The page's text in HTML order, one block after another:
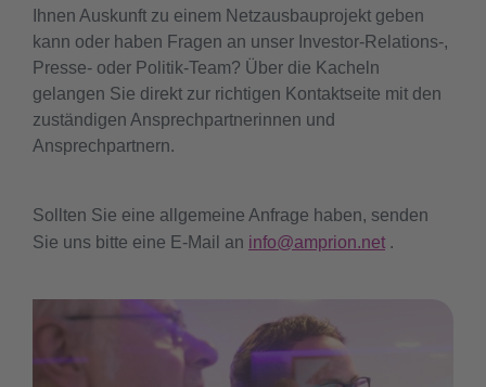
Ihnen Auskunft zu einem Netzausbauprojekt geben
kann oder haben Fragen an unser Investor-Relations-,
Presse- oder Politik-Team? Über die Kacheln
gelangen Sie direkt zur richtigen Kontaktseite mit den
zuständigen Ansprechpartnerinnen und
Ansprechpartnern.
Sollten Sie eine allgemeine Anfrage haben, senden
Sie uns bitte eine E-Mail an info@amprion.net .